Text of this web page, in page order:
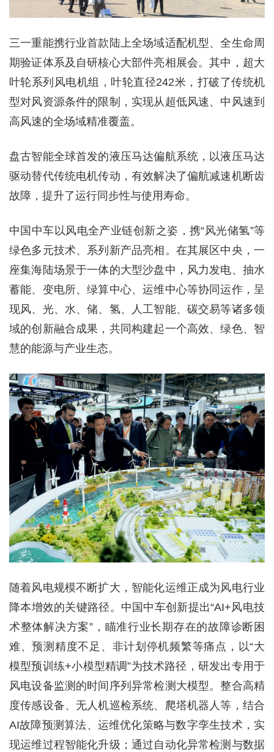
三一重能携行业首款陆上全场域适配机型、全生命周
期验证体系及自研核心大部件亮相展会。其中，超大
叶轮系列风电机组，叶轮直径242米，打破了传统机
型对风资源条件的限制，实现从超低风速、中风速到
高风速的全场域精准覆盖。
盘古智能全球首发的液压马达偏航系统，以液压马达
驱动替代传统电机传动，有效解决了偏航减速机断齿
故障，提升了运行同步性与使用寿命。
中国中车以风电全产业链创新之姿，携“风光储氢”等
绿色多元技术、系列新产品亮相。在其展区中央，一
座集海陆场景于一体的大型沙盘中，风力发电、抽水
蓄能、变电所、绿算中心、运维中心等协同运作，呈
现风、光、水、储、氢、人工智能、碳交易等诸多领
域的创新融合成果，共同构建起一个高效、绿色、智
慧的能源与产业生态。
随着风电规模不断扩大，智能化运维正成为风电行业
降本增效的关键路径。中国中车创新提出“AI+风电技
术整体解决方案”，瞄准行业长期存在的故障诊断困
难、预测精度不足、非计划停机频繁等痛点，以“大
模型预训练+小模型精调”为技术路径，研发出专用于
风电设备监测的时间序列异常检测大模型。整合高精
度传感设备、无人机巡检系统、爬塔机器人等，结合
AI故障预测算法、运维优化策略与数字孪生技术，实
现运维过程智能化升级；通过自动化异常检测与数据